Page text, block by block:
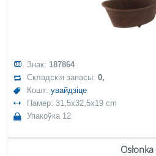
Знак: 187864
Складскія запасы:0,
Кошт:увайдзіце
Памер: 31,5x32,5x19 cm
Упакоўка 12
Osłonka